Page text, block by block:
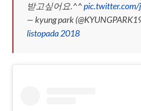
받고싶어요.^^
— kyung park
listopada 2018